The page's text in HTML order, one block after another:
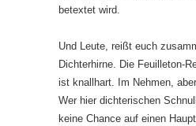
betextet wird.
Und Leute, reißt euch
Dichterhirne. Die Feuilleton-
ist knallhart. Im Nehmen,
Wer hier dichterischen
keine Chance auf einen